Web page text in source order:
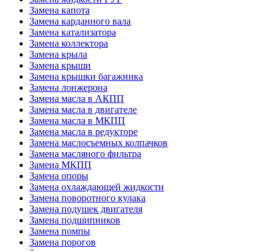
Замена капота
Замена карданного вала
Замена катализатора
Замена коллектора
Замена крыла
Замена крыши
Замена крышки багажника
Замена лонжерона
Замена масла в АКПП
Замена масла в двигателе
Замена масла в МКПП
Замена масла в редукторе
Замена маслосъемных колпачков
Замена масляного фильтра
Замена МКПП
Замена опоры
Замена охлаждающей жидкости
Замена поворотного кулака
Замена подушек двигателя
Замена подшипников
Замена помпы
Замена порогов